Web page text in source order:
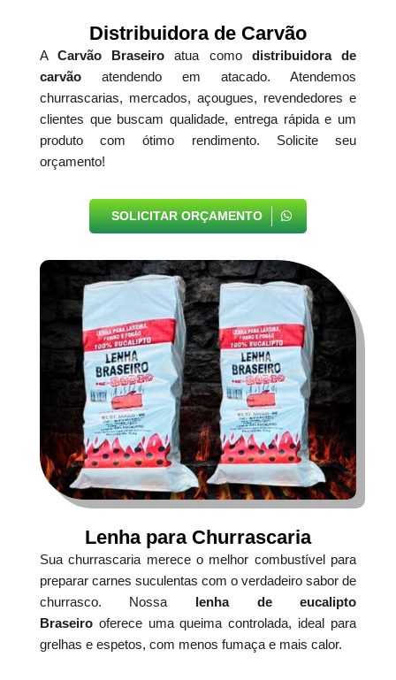
Distribuidora de Carvão
ACarvão Braseiro atua como distribuidora de
carvãoatendendo em atacado. Atendemos
churrascarias, mercados, açougues, revendedores e
clientes que buscam qualidade, entrega rápida e um
produto com ótimo rendimento. Solicite seu
orçamento!
SOLICITAR ORÇAMENTO
Lenha para Churrascaria
Sua churrascaria merece o melhor combustível para
preparar carnes suculentas com o verdadeiro sabor de
churrasco. Nossa lenha de eucalipto
Braseirooferece uma queima controlada, ideal para
grelhas e espetos, com menos fumaça e mais calor.